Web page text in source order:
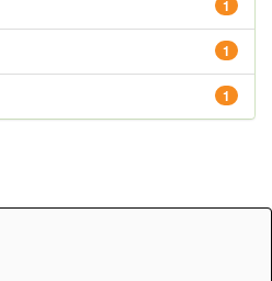
1
1
1